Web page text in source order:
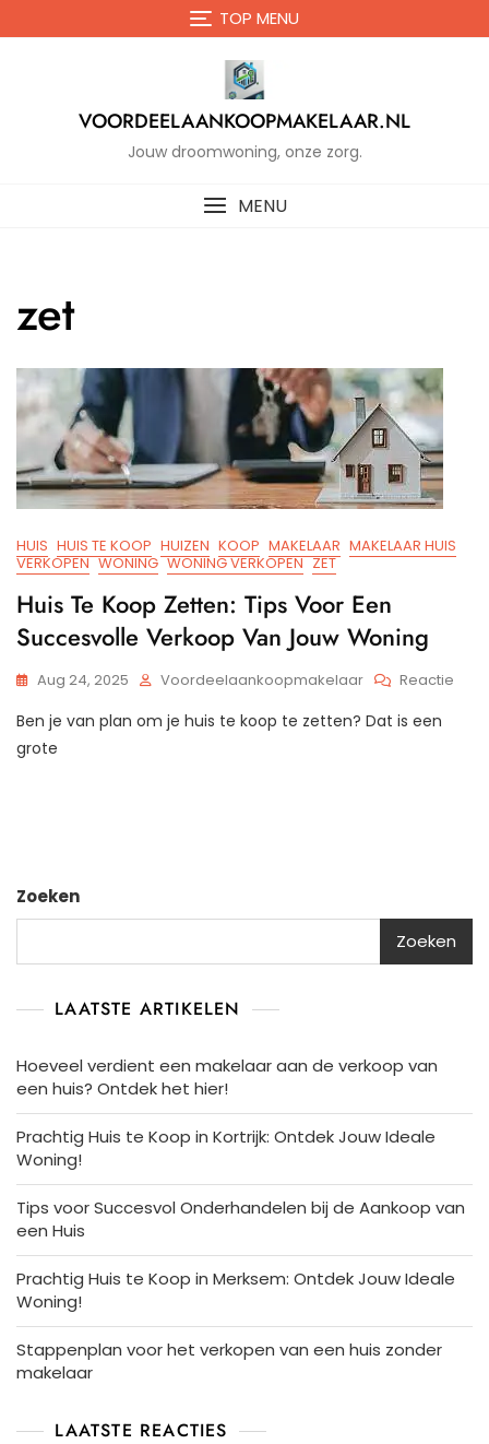
de
TOP MENU
VOORDEELAANKOOPMAKELAAR.NL
Jouw droomwoning, onze zorg.
MENU
zet
HUIS HUIS TE KOOP HUIZEN KOOP MAKELAAR MAKELAAR HUIS
VERKOPEN WONING WONING VERKOPEN ZET
Huis Te Koop Zetten: Tips Voor Een
Succesvolle Verkoop Van Jouw Woning
Aug 24, 2025 Voordeelaankoopmakelaar Reactie
Ben je van plan om je huis te koop te zetten? Dat is een
grote
Zoeken
Zoeken
LAATSTE ARTIKELEN
Hoeveel verdient een makelaar aan de verkoop van
een huis? Ontdek het hier!
Prachtig Huis te Koop in Kortrijk: Ontdek Jouw Ideale
Woning!
Tips voor Succesvol Onderhandelen bij de Aankoop van
een Huis
Prachtig Huis te Koop in Merksem: Ontdek Jouw Ideale
Woning!
Stappenplan voor het verkopen van een huis zonder
makelaar
LAATSTE REACTIES